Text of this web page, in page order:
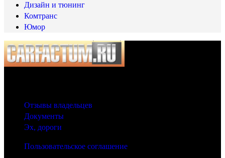
Дизайн и тюнинг
Комтранс
Юмор
Отзывы владельцев
Документы
Эх, дороги
Пользовательское соглашение